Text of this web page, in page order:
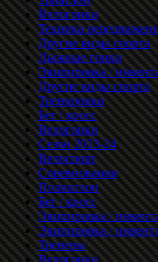
Велогонки
Техника
Другие виды спорта
Лыжные гонки
Экипировка /
Другие виды спорта
Тренировки
Бег / кросс
Велогонки
Сезон 2023-24
Велоспорт
Соревнования
Полиатлон
Бег / кросс
Экипировка /
Экипировка /
Тренеры